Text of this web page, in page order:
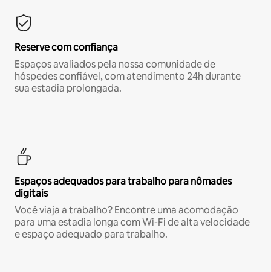
Reserve com confiança
Espaços avaliados pela nossa comunidade de
hóspedes confiável, com atendimento 24h durante
sua estadia prolongada.
Espaços adequados para trabalho para nômades
digitais
Você viaja a trabalho? Encontre uma acomodação
para uma estadia longa com Wi-Fi de alta velocidade
e espaço adequado para trabalho.